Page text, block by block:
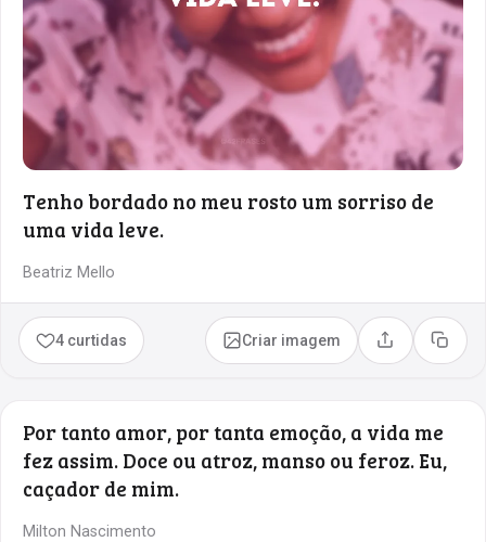
Tenho bordado no meu rosto um sorriso de
uma vida leve.
Beatriz Mello
4 curtidas Criar imagem Compartilhar
Copiar
Por tanto amor, por tanta emoção, a vida me
fez assim. Doce ou atroz, manso ou feroz. Eu,
caçador de mim.
Milton Nascimento